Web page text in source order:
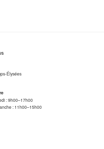
Élysées
: 9h00–17h00
: 11h00–15h00